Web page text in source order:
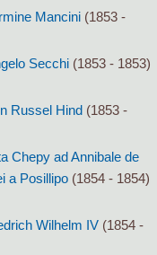
Mancini (1853 -
Secchi (1853 - 1853)
Russel Hind (1853 -
Chepy ad Annibale de
a Posillipo (1854 - 1854)
Wilhelm IV (1854 -